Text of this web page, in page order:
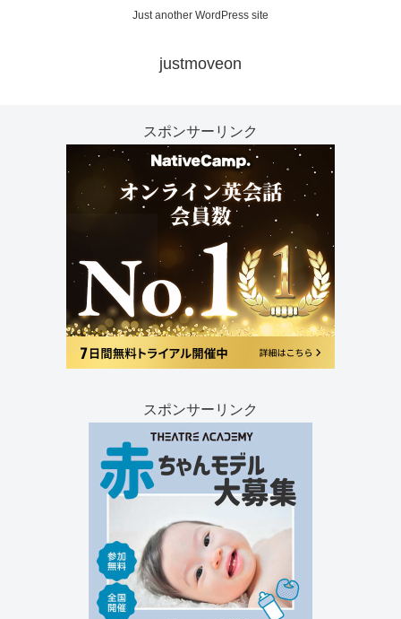
Just another WordPress site
justmoveon
スポンサーリンク
スポンサーリンク